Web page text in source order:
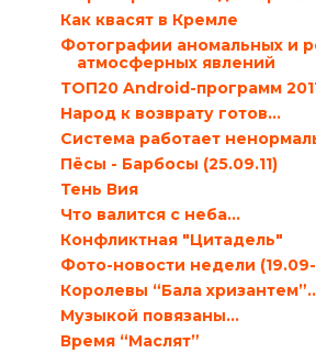
Как квасят в Кремле
Фотографии аномальных и
атмосферных явлений
ТОП20 Android-программ
Народ к возврату готов…
Система работает
Пёсы - Барбосы (25.09.11)
Тень Вия
Что валится с неба…
Конфликтная "Цитадель"
Фото-новости недели (19.09-
Королевы “Бала
Музыкой повязаны…
Время “Маслят”